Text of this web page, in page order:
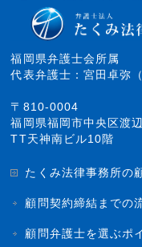
福岡県弁護士会所属
代表弁護士：宮田卓弥
〒810-0004
福岡県福岡市中央区渡
TT天神南ビル10階
たくみ法律事務所の
顧問契約締結までの
顧問弁護士を選ぶポ